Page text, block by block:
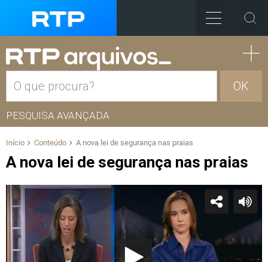
OK
PESQUISA AVANÇADA
Início Conteúdo A nova lei de segurança nas praias
A nova lei de segurança nas praias